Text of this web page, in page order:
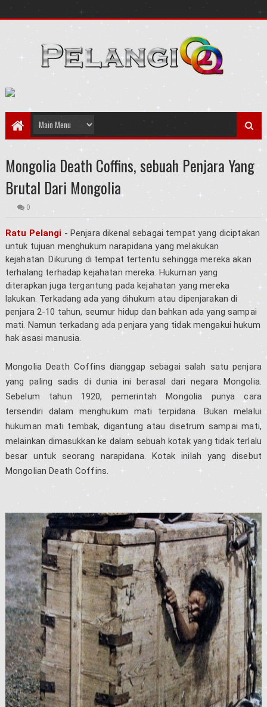
Mongolia Death Coffins, sebuah Penjara Yang
Brutal Dari Mongolia
0
Ratu Pelangi - Penjara dikenal sebagai tempat yang diciptakan
untuk tujuan menghukum narapidana yang melakukan
kejahatan. Dikurung di tempat tertentu sehingga mereka akan
terhalang terhadap kejahatan mereka. Hukuman yang
diterapkan juga tergantung pada kejahatan yang mereka
lakukan. Terkadang ada yang dihukum atau dipenjarakan di
penjara 2-10 tahun, seumur hidup dan bahkan ada yang sampai
mati. Namun terkadang ada penjara yang tidak mengakui hukum
hak asasi manusia.
Mongolia Death Coffins dianggap sebagai salah satu penjara
yang paling sadis di dunia ini berasal dari negara Mongolia.
Sebelum tahun 1920, pemerintah Mongolia punya cara
tersendiri dalam menghukum mati terpidana. Bukan melalui
hukuman mati tembak, digantung atau disetrum sampai mati,
melainkan dimasukkan ke dalam sebuah kotak yang tidak terlalu
besar untuk seorang narapidana. Kotak inilah yang disebut
Mongolian Death Coffins.